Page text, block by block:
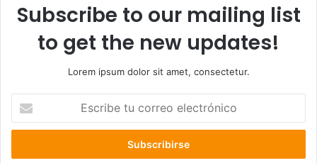
Subscribe to our mailing list
to get the new updates!
Lorem ipsum dolor sit amet, consectetur.
correo